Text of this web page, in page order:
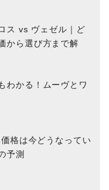
ス vs ヴェゼル｜ど
から選び方まで解
わかる！ムーヴとワ
格は今どうなってい
予測